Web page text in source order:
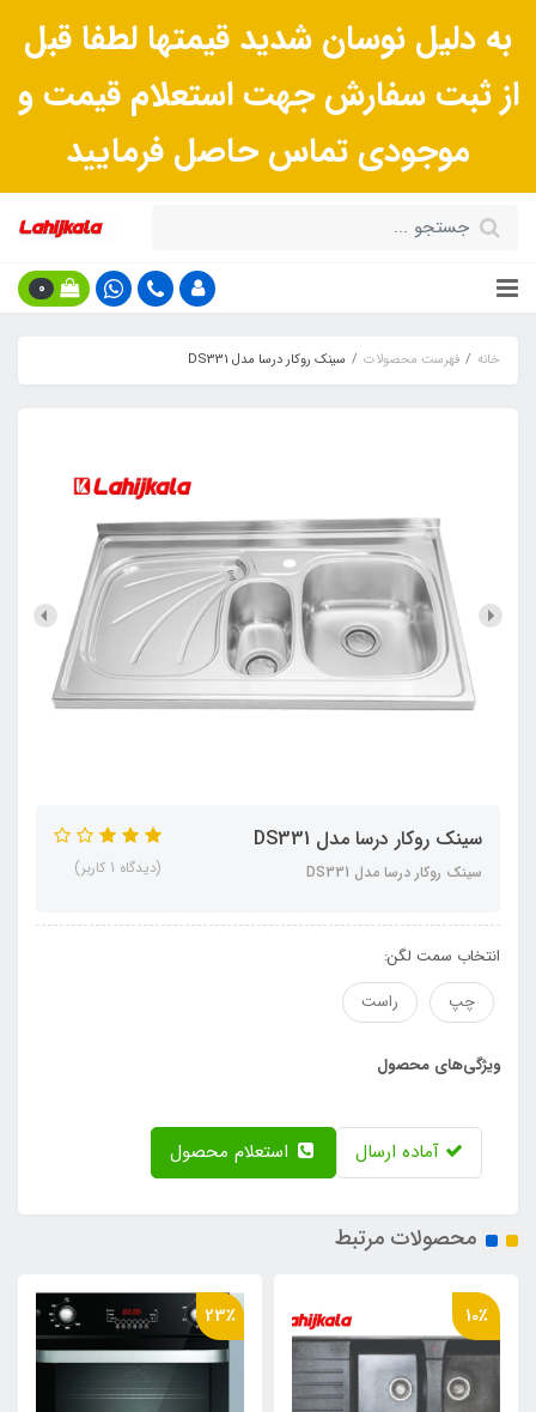
به دلیل نوسان شدید قیمتها لطفا قبل
از ثبت سفارش جهت استعلام قیمت و
موجودی تماس حاصل فرمایید
0
خانه فهرست محصولات سينک روکار درسا مدل DS331
سينک روکار درسا مدل DS331
سينک روکار درسا مدل DS331 (دیدگاه 1 کاربر)
انتخاب سمت لگن:
چپ
راست
ویژگی‌های محصول
آماده ارسال
محصولات مرتبط
10٪ 23٪